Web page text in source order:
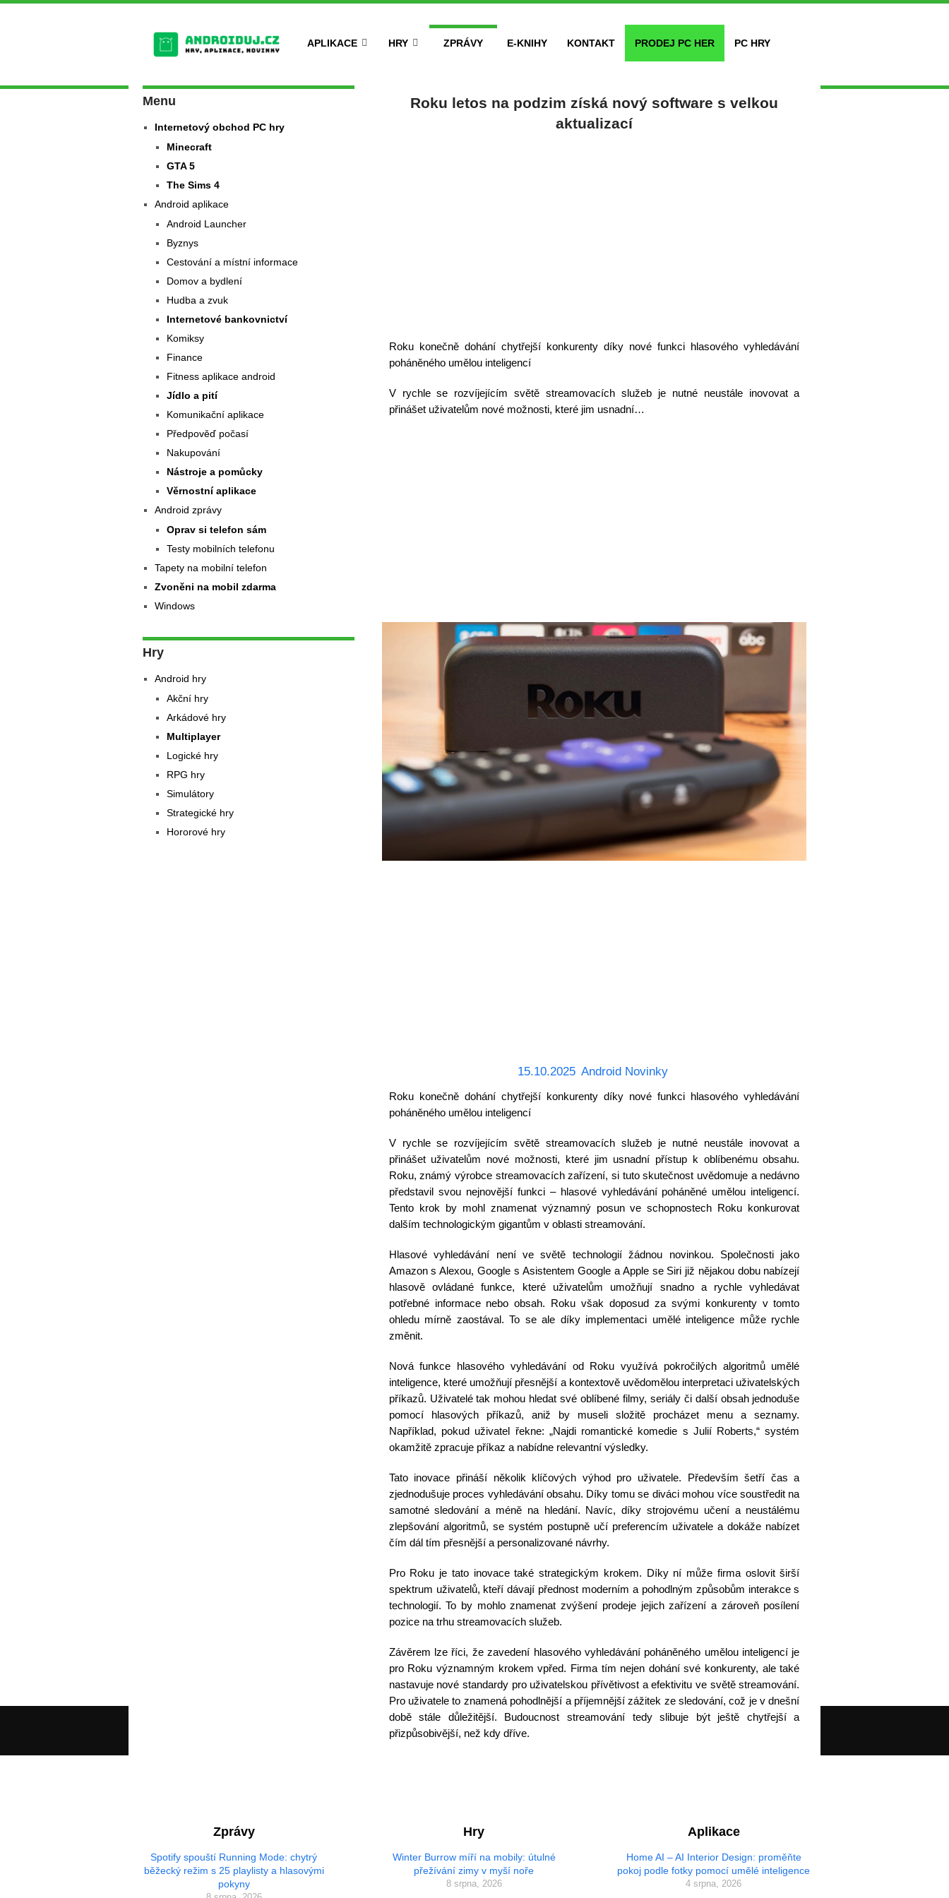
APLIKACE HRY ZPRÁVY E-KNIHY KONTAKT PRODEJ PC HER PC HRY
Roku letos na podzim získá nový software s velkou
aktualizací
Roku konečně dohání chytřejší konkurenty díky nové funkci hlasového vyhledávání
poháněného umělou inteligencí
V rychle se rozvíjejícím světě streamovacích služeb je nutné neustále inovovat a
přinášet uživatelům nové možnosti, které jim usnadní…
15.10.2025 Android Novinky
Roku konečně dohání chytřejší konkurenty díky nové funkci hlasového vyhledávání
poháněného umělou inteligencí
V rychle se rozvíjejícím světě streamovacích služeb je nutné neustále inovovat a
přinášet uživatelům nové možnosti, které jim usnadní přístup k oblíbenému obsahu.
Roku, známý výrobce streamovacích zařízení, si tuto skutečnost uvědomuje a nedávno
představil svou nejnovější funkci – hlasové vyhledávání poháněné umělou inteligencí.
Tento krok by mohl znamenat významný posun ve schopnostech Roku konkurovat
dalším technologickým gigantům v oblasti streamování.
Hlasové vyhledávání není ve světě technologií žádnou novinkou. Společnosti jako
Amazon s Alexou, Google s Asistentem Google a Apple se Siri již nějakou dobu nabízejí
hlasově ovládané funkce, které uživatelům umožňují snadno a rychle vyhledávat
potřebné informace nebo obsah. Roku však doposud za svými konkurenty v tomto
ohledu mírně zaostával. To se ale díky implementaci umělé inteligence může rychle
změnit.
Nová funkce hlasového vyhledávání od Roku využívá pokročilých algoritmů umělé
inteligence, které umožňují přesnější a kontextově uvědomělou interpretaci uživatelských
příkazů. Uživatelé tak mohou hledat své oblíbené filmy, seriály či další obsah jednoduše
pomocí hlasových příkazů, aniž by museli složitě procházet menu a seznamy.
Například, pokud uživatel řekne: „Najdi romantické komedie s Julií Roberts,“ systém
okamžitě zpracuje příkaz a nabídne relevantní výsledky.
Tato inovace přináší několik klíčových výhod pro uživatele. Především šetří čas a
zjednodušuje proces vyhledávání obsahu. Díky tomu se diváci mohou více soustředit na
samotné sledování a méně na hledání. Navíc, díky strojovému učení a neustálému
zlepšování algoritmů, se systém postupně učí preferencím uživatele a dokáže nabízet
čím dál tím přesnější a personalizované návrhy.
Pro Roku je tato inovace také strategickým krokem. Díky ní může firma oslovit širší
spektrum uživatelů, kteří dávají přednost moderním a pohodlným způsobům interakce s
technologií. To by mohlo znamenat zvýšení prodeje jejich zařízení a zároveň posílení
pozice na trhu streamovacích služeb.
Závěrem lze říci, že zavedení hlasového vyhledávání poháněného umělou inteligencí je
pro Roku významným krokem vpřed. Firma tím nejen dohání své konkurenty, ale také
nastavuje nové standardy pro uživatelskou přívětivost a efektivitu ve světě streamování.
Pro uživatele to znamená pohodlnější a příjemnější zážitek ze sledování, což je v dnešní
době stále důležitější. Budoucnost streamování tedy slibuje být ještě chytřejší a
přizpůsobivější, než kdy dříve.
Menu
Internetový obchod PC hry
Minecraft
GTA 5
The Sims 4
Android aplikace
Android Launcher
Byznys
Cestování a místní informace
Domov a bydlení
Hudba a zvuk
Internetové bankovnictví
Komiksy
Finance
Fitness aplikace android
Jídlo a pití
Komunikační aplikace
Předpověď počasí
Nakupování
Nástroje a pomůcky
Věrnostní aplikace
Android zprávy
Oprav si telefon sám
Testy mobilních telefonu
Tapety na mobilní telefon
Zvoněni na mobil zdarma
Windows
Hry
Android hry
Akční hry
Arkádové hry
Multiplayer
Logické hry
RPG hry
Simulátory
Strategické hry
Hororové hry
Zprávy
Spotify spouští Running Mode: chytrý
běžecký režim s 25 playlisty a hlasovými
pokyny
Hry
Winter Burrow míří na mobily: útulné
přežívání zimy v myší noře
8 srpna, 2026
Aplikace
Home AI – AI Interior Design: proměňte
pokoj podle fotky pomocí umělé inteligence
4 srpna, 2026